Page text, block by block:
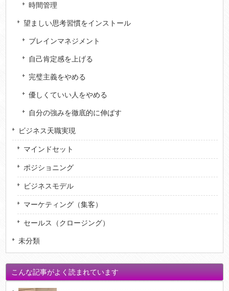
時間管理
望ましい思考習慣をインストール
ブレインマネジメント
自己肯定感を上げる
完璧主義をやめる
優しくていい人をやめる
自分の強みを徹底的に伸ばす
ビジネス天職実現
マインドセット
ポジショニング
ビジネスモデル
マーケティング（集客）
セールス（クロージング）
未分類
こんな記事がよく読まれています